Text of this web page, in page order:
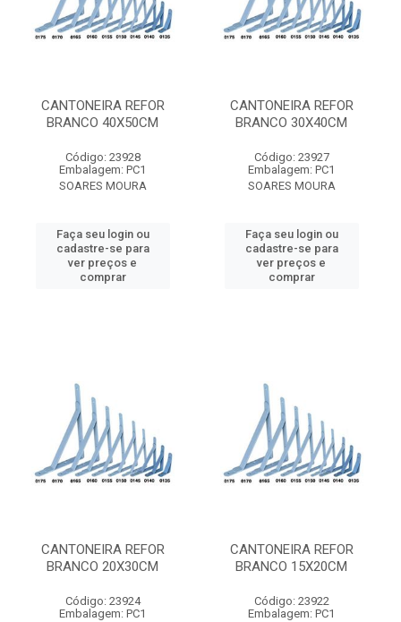
CANTONEIRA REFOR
BRANCO 40X50CM
Código: 23928
Embalagem: PC1
SOARES MOURA
Faça seu login ou
cadastre-se para
ver preços e
comprar
CANTONEIRA REFOR
BRANCO 30X40CM
Código: 23927
Embalagem: PC1
SOARES MOURA
Faça seu login ou
cadastre-se para
ver preços e
comprar
CANTONEIRA REFOR
BRANCO 20X30CM
Código: 23924
Embalagem: PC1
CANTONEIRA REFOR
BRANCO 15X20CM
Código: 23922
Embalagem: PC1